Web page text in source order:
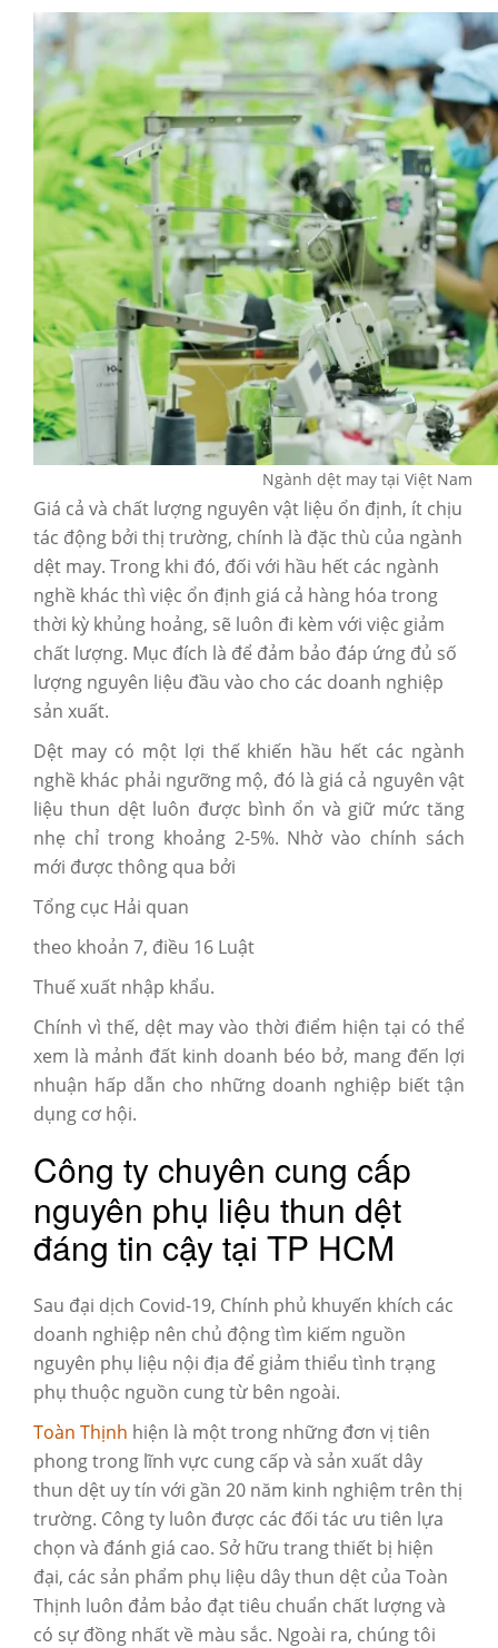
Ngành dệt may tại Việt Nam
Giá cả và chất lượng nguyên vật liệu ổn định, ít chịu
tác động bởi thị trường, chính là đặc thù của ngành
dệt may. Trong khi đó, đối với hầu hết các ngành
nghề khác thì việc ổn định giá cả hàng hóa trong
thời kỳ khủng hoảng, sẽ luôn đi kèm với việc giảm
chất lượng. Mục đích là để đảm bảo đáp ứng đủ số
lượng nguyên liệu đầu vào cho các doanh nghiệp
sản xuất.
Dệt may có một lợi thế khiến hầu hết các ngành
nghề khác phải ngưỡng mộ, đó là giá cả nguyên vật
liệu thun dệt luôn được bình ổn và giữ mức tăng
nhẹ chỉ trong khoảng 2-5%. Nhờ vào chính sách
mới được thông qua bởi
Tổng cục Hải quan
theo khoản 7, điều 16 Luật
Thuế xuất nhập khẩu.
Chính vì thế, dệt may vào thời điểm hiện tại có thể
xem là mảnh đất kinh doanh béo bở, mang đến lợi
nhuận hấp dẫn cho những doanh nghiệp biết tận
dụng cơ hội.
Công ty chuyên cung cấp
nguyên phụ liệu thun dệt
đáng tin cậy tại TP HCM
Sau đại dịch Covid-19, Chính phủ khuyến khích các
doanh nghiệp nên chủ động tìm kiếm nguồn
nguyên phụ liệu nội địa để giảm thiểu tình trạng
phụ thuộc nguồn cung từ bên ngoài.
Toàn Thịnh hiện là một trong những đơn vị tiên
phong trong lĩnh vực cung cấp và sản xuất dây
thun dệt uy tín với gần 20 năm kinh nghiệm trên thị
trường. Công ty luôn được các đối tác ưu tiên lựa
chọn và đánh giá cao. Sở hữu trang thiết bị hiện
đại, các sản phẩm phụ liệu dây thun dệt của Toàn
Thịnh luôn đảm bảo đạt tiêu chuẩn chất lượng và
có sự đồng nhất về màu sắc. Ngoài ra, chúng tôi